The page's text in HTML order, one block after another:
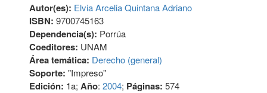
Autor(es): Elvia Arcelia Quintana Adriano
ISBN:9700745163
Dependencia(s): Porrúa
Coeditores: UNAM
Área temática: Derecho (general)
Soporte: "Impreso"
Edición: 1a; Año:2004; Páginas:574